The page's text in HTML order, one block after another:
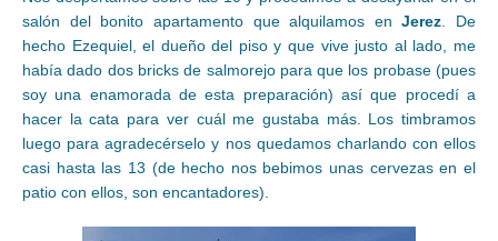
salón del bonito apartamento que alquilamos enJerez. De
hecho Ezequiel, el dueño del piso y que vive justo al lado, me
había dado dos bricks de salmorejo para que los probase (pues
soy una enamorada de esta preparación) así que procedí a
hacer la cata para ver cuál me gustaba más. Los timbramos
luego para agradecérselo y nos quedamos charlando con ellos
casi hasta las 13 (de hecho nos bebimos unas cervezas en el
patio con ellos, son encantadores).